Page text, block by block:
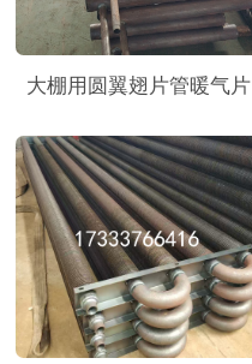
大棚用圆翼翅片管暖气片